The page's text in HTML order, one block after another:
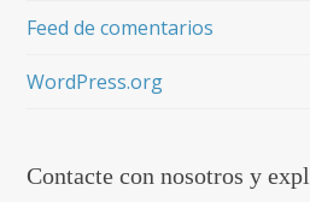
Feed de comentarios
WordPress.org
Contacte con nosotros y